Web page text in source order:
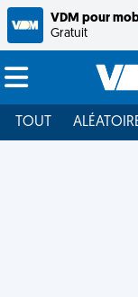
VDM pour
Gratuit
TOUT